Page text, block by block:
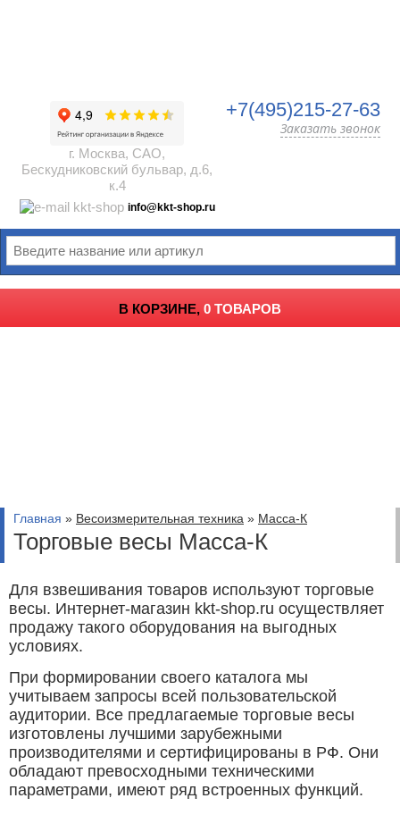
г. Москва, САО,
Бескудниковский бульвар, д.6,
к.4
info@kkt-shop.ru
+7(495)215-27-63
Заказать звонок
В КОРЗИНЕ, 0 ТОВАРОВ
Главная » Весоизмерительная техника » Масса-К
Торговые весы Масса-К
Для взвешивания товаров используют торговые
весы. Интернет-магазин kkt-shop.ru осуществляет
продажу такого оборудования на выгодных
условиях.
При формировании своего каталога мы
учитываем запросы всей пользовательской
аудитории. Все предлагаемые торговые весы
изготовлены лучшими зарубежными
производителями и сертифицированы в РФ. Они
обладают превосходными техническими
параметрами, имеют ряд встроенных функций.